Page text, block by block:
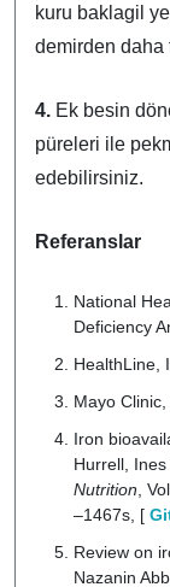
kuru baklagil
demirden daha
4. Ek besin
püreleri ile
edebilirsiniz.
Referanslar
National
Deficiency
HealthLine,
Mayo
Iron
Hurrell, Ines
Nutrition ,
–1467s, [
Review on
Nazanin